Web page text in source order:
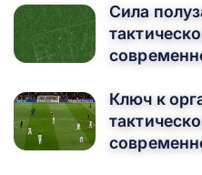
Сила
Ключ к